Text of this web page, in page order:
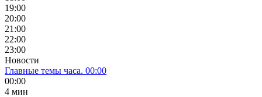
19:00
20:00
21:00
22:00
23:00
Новости
Главные темы часа. 00:00
00:00
4 мин